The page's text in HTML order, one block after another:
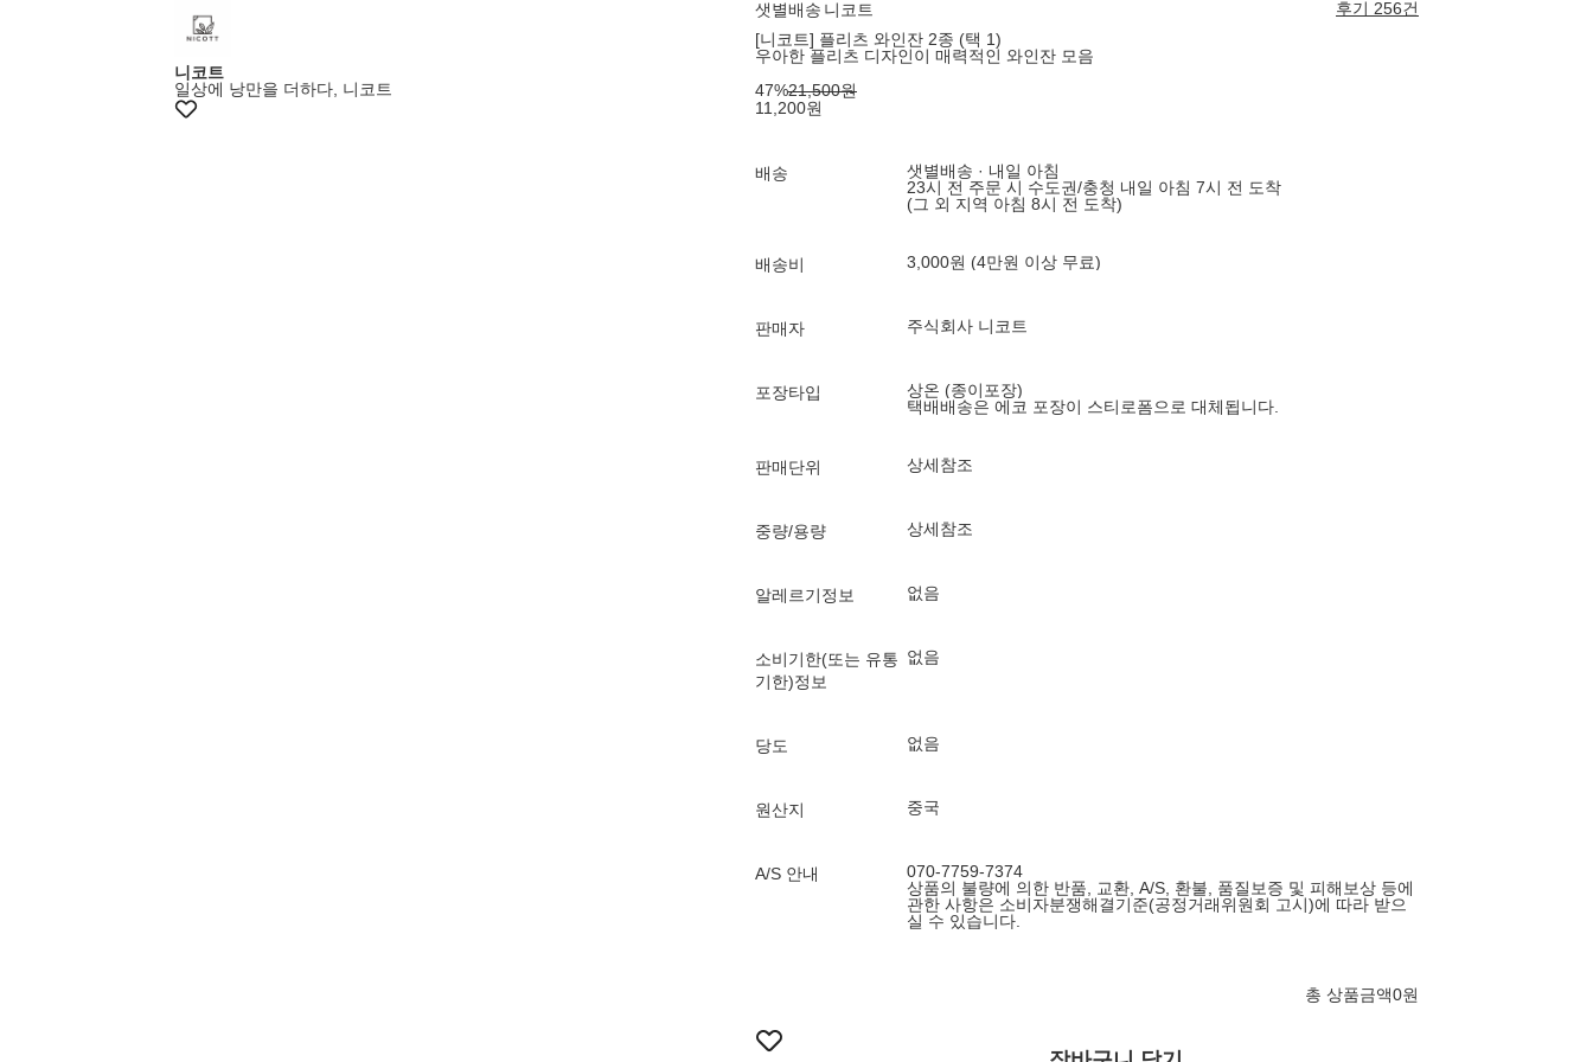
+10%쿠폰
니코트
일상에 낭만을 더하다, 니코트
샛별배송 니코트
후기 256건
[니코트] 플리츠 와인잔 2종 (택 1)
우아한 플리츠 디자인이 매력적인 와인잔 모음
47%21,500원
11,200원
배송
샛별배송 · 내일 아침
23시 전 주문 시 수도권/충청 내일 아침 7시 전 도착
(그 외 지역 아침 8시 전 도착)
배송비 3,000원 (4만원 이상 무료)
판매자 주식회사 니코트
포장타입
상온 (종이포장)
택배배송은 에코 포장이 스티로폼으로 대체됩니다.
판매단위 상세참조
중량/용량 상세참조
알레르기정보 없음
소비기한(또는 유통
기한)정보
없음
당도 없음
원산지 중국
A/S 안내
070-7759-7374
상품의 불량에 의한 반품, 교환, A/S, 환불, 품질보증 및 피해보상 등에
관한 사항은 소비자분쟁해결기준(공정거래위원회 고시)에 따라 받으
실 수 있습니다.
총 상품금액0원